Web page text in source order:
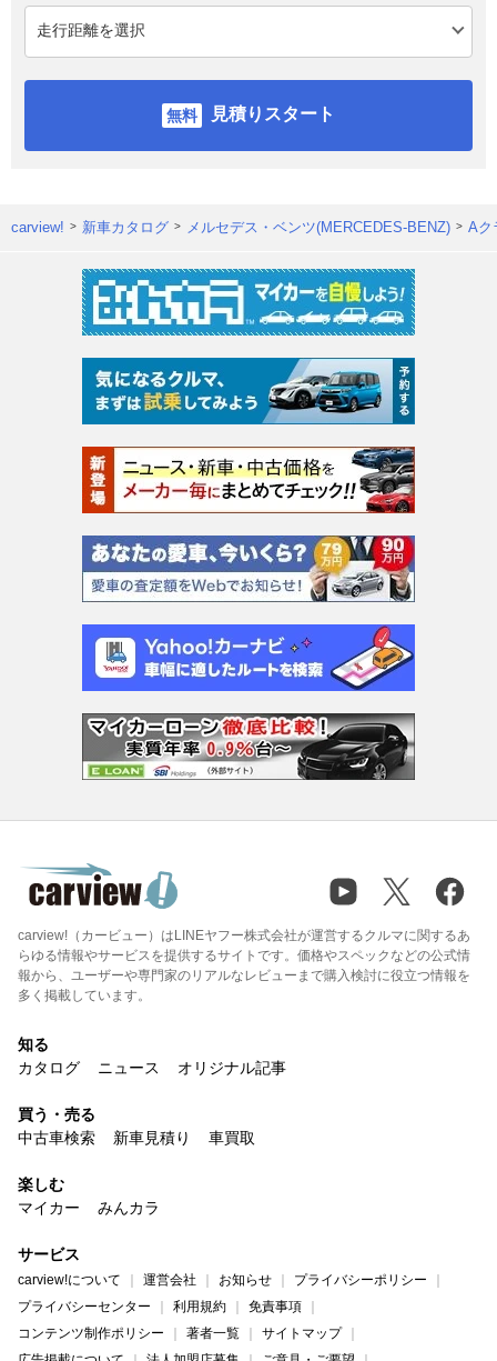
見積りスタート
carview! 新車カタログ メルセデス・ベンツ(MERCEDES-BENZ) Aク
carview!（カービュー）はLINEヤフー株式会社が運営するクルマに関するあ
らゆる情報やサービスを提供するサイトです。価格やスペックなどの公式情
報から、ユーザーや専門家のリアルなレビューまで購入検討に役立つ情報を
多く掲載しています。
知る
カタログ
ニュース オリジナル記事
買う・売る
中古車検索
新車見積り 車買取
楽しむ
マイカー
みんカラ
サービス
carview!について 運営会社 お知らせ
プライバシーポリシー
プライバシーセンター
利用規約
免責事項
コンテンツ制作ポリシー
著者一覧
サイトマップ